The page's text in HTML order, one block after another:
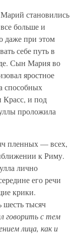
становились
больше и
даже при этом
себе путь в
Сын Мария во
яростное
способных
и под
проложила
пленных — всех,
к Риму.
лично
его речи
крики.
шесть тысяч
говорить с тем
лица, как и